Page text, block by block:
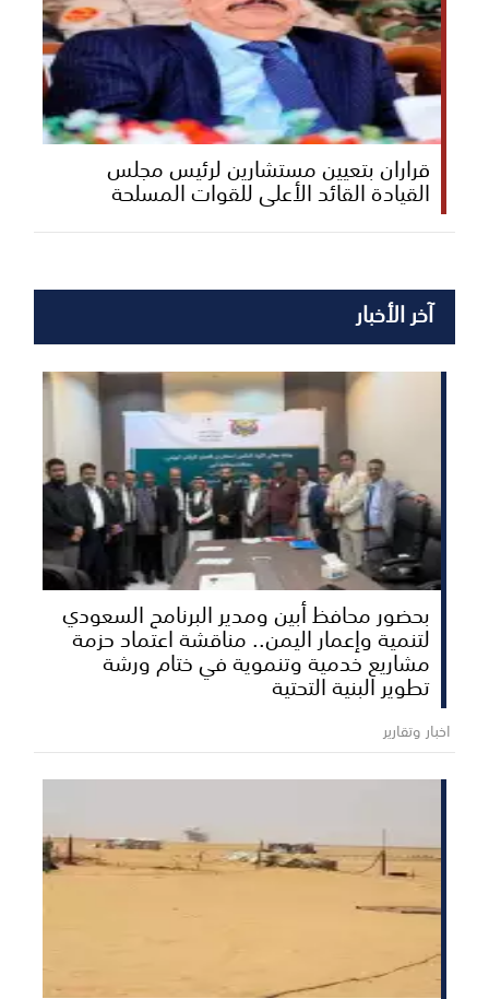
قراران بتعيين مستشارين لرئيس مجلس
القيادة القائد الأعلى للقوات المسلحة
آخر الأخبار
بحضور محافظ أبين ومدير البرنامج السعودي
لتنمية وإعمار اليمن.. مناقشة اعتماد حزمة
مشاريع خدمية وتنموية في ختام ورشة
تطوير البنية التحتية
اخبار وتقارير